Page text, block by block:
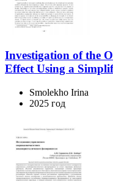
Investigation of the
Effect Using a
Smolekho Irina
2025 год